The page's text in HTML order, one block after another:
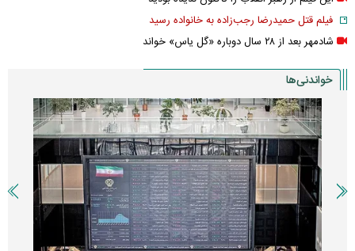
فیلم قتل حمیدرضا رجب‌زاده به خانواده رسید
شادمهر بعد از ۲۸ سال دوباره «گل یاس» خواند
خواندنی‌ها